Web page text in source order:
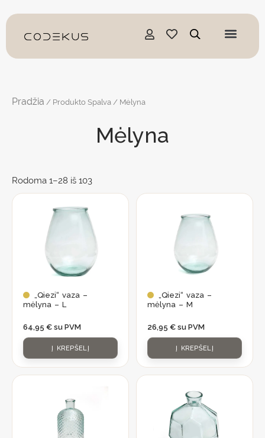
prie
turinio
Pradžia / Produkto Spalva / Mėlyna
Mėlyna
Rodoma 1–28 iš 103
„Qiezi“ vaza –
mėlyna – L
64,95 € su PVM
Į KREPŠELĮ
„Qiezi“ vaza –
mėlyna – M
26,95 € su PVM
Į KREPŠELĮ